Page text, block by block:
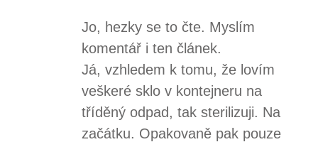
Jo, hezky se to čte. Myslím
komentář i ten článek.
Já, vzhledem k tomu, že lovím
veškeré sklo v kontejneru na
tříděný odpad, tak sterilizuji. Na
začátku. Opakovaně pak pouze